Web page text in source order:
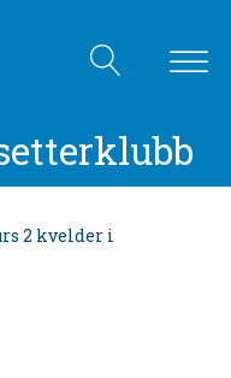
2 kvelder i